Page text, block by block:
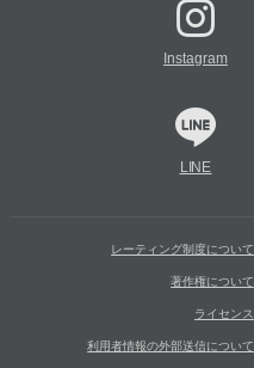
Instagram
LINE
レーティング制度について
著作権について
ライセンス
利用者情報の外部送信について